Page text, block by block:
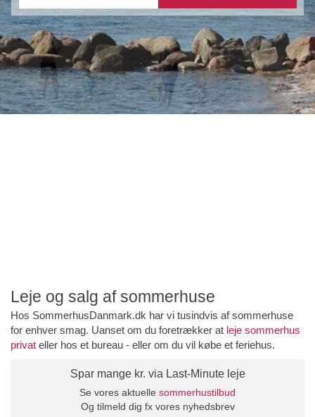
Leje og salg af sommerhuse
Hos SommerhusDanmark.dk har vi tusindvis af sommerhuse
for enhver smag. Uanset om du foretrækker at leje sommerhus
privat eller hos et bureau - eller om du vil købe et feriehus.
Spar mange kr. via Last-Minute leje
Se vores aktuelle sommerhustilbud
Og tilmeld dig fx vores nyhedsbrev